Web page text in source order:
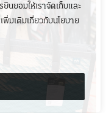
ยินยอมให้เราจัดเก็บและ
พิ่มเติมเกี่ยวกับนโยบาย